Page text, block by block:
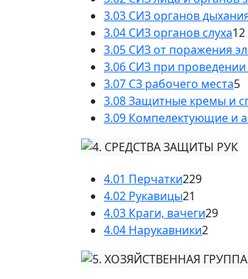
3.03 СИЗ органов
3.04 СИЗ органов слуха12
3.05 СИЗ от поражения
3.06 СИЗ при
3.07 СЗ рабочего места5
3.08 Защитные кремы и
3.09 Компелектующие и
4.01 Перчатки229
4.02 Рукавицы21
4.03 Краги, вачеги29
4.04 Нарукавники2